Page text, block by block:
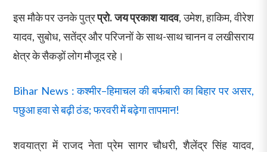
इस मौके पर उनके पुत्रप्रो. जय प्रकाश यादव, उमेश, हाकिम, वीरेश
यादव, सुबोध, सतेंद्र और परिजनों के साथ-साथ चानन व लखीसराय
क्षेत्र के सैकड़ों लोग मौजूद रहे।
Bihar News : कश्मीर–हिमाचल की बर्फबारी का बिहार पर असर,
पछुआ हवा से बढ़ी ठंड; फरवरी में बढ़ेगा तापमान!
शवयात्रा में राजद नेता प्रेम सागर चौधरी, शैलेंद्र सिंह यादव,